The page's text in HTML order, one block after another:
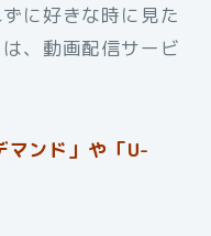
に好きな時に見た
、動画配信サービ
マンド」や「U-